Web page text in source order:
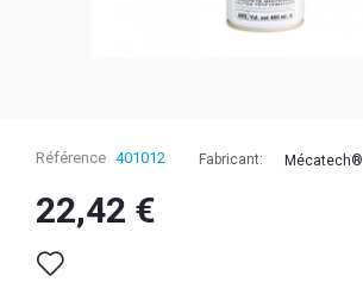
Référence 401012 Fabricant: Mécatech®
22,42 €